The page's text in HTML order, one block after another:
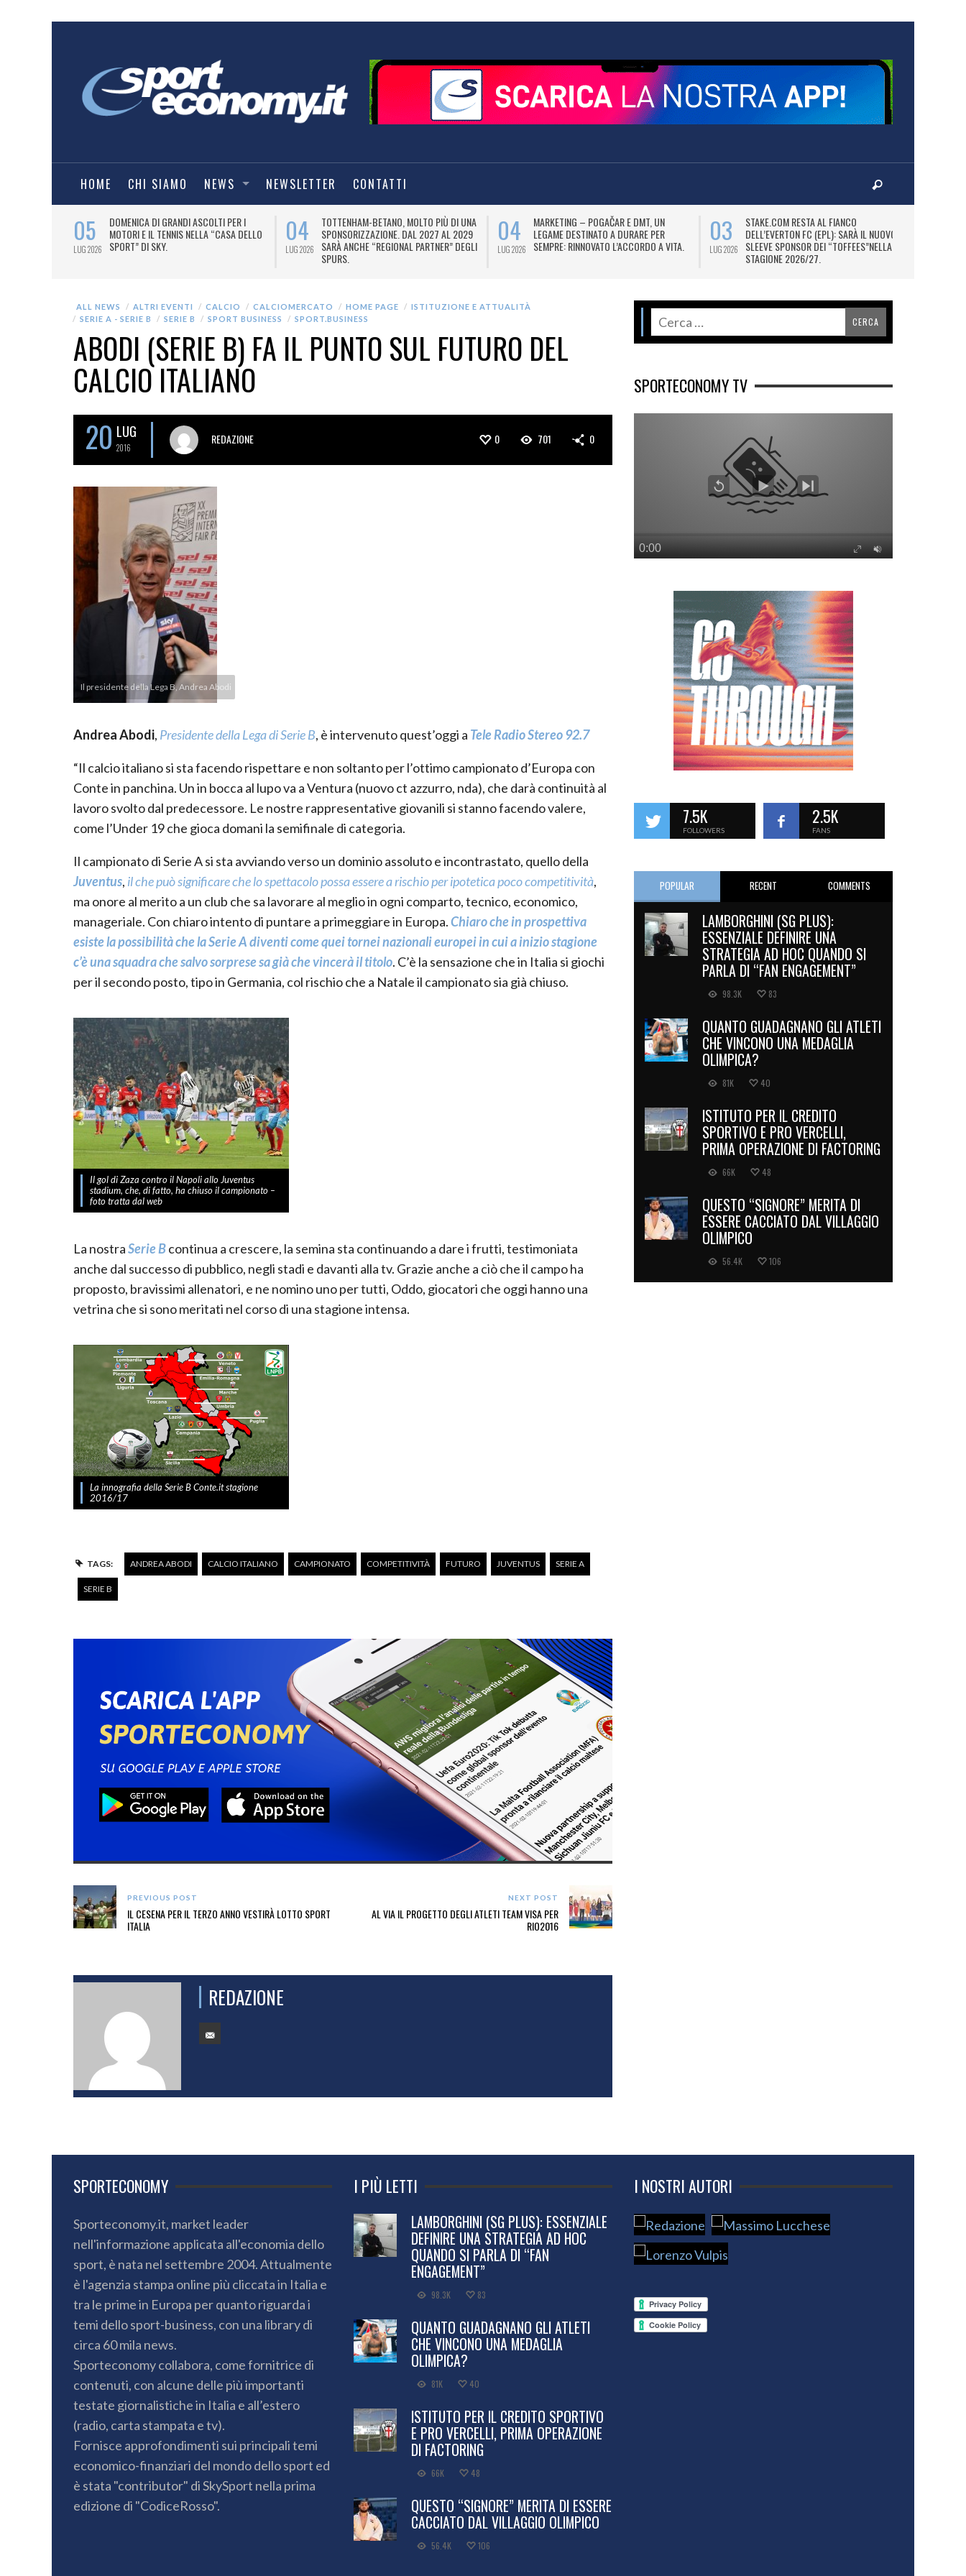
HOME CHI SIAMO NEWS NEWSLETTER CONTATTI
05
LUG 2026
DOMENICA DI GRANDI ASCOLTI PER I
MOTORI E IL TENNIS NELLA “CASA DELLO
SPORT” DI SKY.
04
LUG 2026
TOTTENHAM-BETANO, MOLTO PIÙ DI UNA
SPONSORIZZAZIONE. DAL 2027 AL 2029
SARÀ ANCHE “REGIONAL PARTNER” DEGLI
SPURS.
04
LUG 2026
MARKETING – POGAČAR E DMT, UN
LEGAME DESTINATO A DURARE PER
SEMPRE: RINNOVATO L’ACCORDO A VITA.
03
LUG 2026
STAKE.COM RESTA AL FIANCO
DELL’EVERTON FC (EPL): SARÀ IL NUOVO
SLEEVE SPONSOR DEI “TOFFEES”NELLA
STAGIONE 2026/27.
ALL NEWS ALTRI EVENTI CALCIO CALCIOMERCATO HOME PAGE
ISTITUZIONE E ATTUALITÀ
SERIE A - SERIE B
SERIE B SPORT BUSINESS SPORT.BUSINESS
ABODI (SERIE B) FA IL PUNTO SUL FUTURO DEL
CALCIO ITALIANO
20 LUG
2016
REDAZIONE 0 701 0
Il presidente della Lega B, Andrea Abodi
Andrea Abodi, Presidente della Lega di Serie B, è intervenuto quest’oggi a Tele Radio Stereo 92.7
“Il calcio italiano si sta facendo rispettare e non soltanto per l’ottimo campionato d’Europa con
Conte in panchina. Un in bocca al lupo va a Ventura (nuovo ct azzurro, nda), che darà continuità al
lavoro svolto dal predecessore. Le nostre rappresentative giovanili si stanno facendo valere,
come l’Under 19 che gioca domani la semifinale di categoria.
Il campionato di Serie A si sta avviando verso un dominio assoluto e incontrastato, quello della
Juventus, il che può significare che lo spettacolo possa essere a rischio per ipotetica poco competitività,
ma onore al merito a un club che sa lavorare al meglio in ogni comparto, tecnico, economico,
manageriale. Con chiaro intento di puntare a primeggiare in Europa.Chiaro che in prospettiva
esiste la possibilità che la Serie A diventi come quei tornei nazionali europei in cui a inizio stagione
c’è una squadra che salvo sorprese sa già che vincerà il titolo. C’è la sensazione che in Italia si giochi
per il secondo posto, tipo in Germania, col rischio che a Natale il campionato sia già chiuso.
Il gol di Zaza contro il Napoli allo Juventus
stadium, che, di fatto, ha chiuso il campionato –
foto tratta dal web
La nostraSerie Bcontinua a crescere, la semina sta continuando a dare i frutti, testimoniata
anche dal successo di pubblico, negli stadi e davanti alla tv. Grazie anche a ciò che il campo ha
proposto, bravissimi allenatori, e ne nomino uno per tutti, Oddo, giocatori che oggi hanno una
vetrina che si sono meritati nel corso di una stagione intensa.
La innografia della Serie B Conte.it stagione
2016/17
TAGS: ANDREA ABODI CALCIO ITALIANO CAMPIONATO COMPETITIVITÀ FUTURO JUVENTUS SERIE A
SERIE B
PREVIOUS POST
IL CESENA PER IL TERZO ANNO VESTIRÀ LOTTO SPORT
ITALIA
NEXT POST
AL VIA IL PROGETTO DEGLI ATLETI TEAM VISA PER
RIO2016
REDAZIONE
SPORTECONOMY TV
7.5K
FOLLOWERS
2.5K
FANS
POPULAR RECENT COMMENTS
LAMBORGHINI (SG PLUS):
ESSENZIALE DEFINIRE UNA
STRATEGIA AD HOC QUANDO SI
PARLA DI “FAN ENGAGEMENT”
98.3K 83
QUANTO GUADAGNANO GLI ATLETI
CHE VINCONO UNA MEDAGLIA
OLIMPICA?
81K 40
ISTITUTO PER IL CREDITO
SPORTIVO E PRO VERCELLI,
PRIMA OPERAZIONE DI FACTORING
66K 48
QUESTO “SIGNORE” MERITA DI
ESSERE CACCIATO DAL VILLAGGIO
OLIMPICO
56.4K 106
SPORTECONOMY
Sporteconomy.it, market leader
nell'informazione applicata all'economia dello
sport, è nata nel settembre 2004. Attualmente
è l'agenzia stampa online più cliccata in Italia e
tra le prime in Europa per quanto riguarda i
temi dello sport-business, con una library di
circa 60 mila news.
Sporteconomy collabora, come fornitrice di
contenuti, con alcune delle più importanti
testate giornalistiche in Italia e all’estero
(radio, carta stampata e tv).
Fornisce approfondimenti sui principali temi
economico-finanziari del mondo dello sport ed
è stata "contributor" di SkySport nella prima
edizione di "CodiceRosso".
I PIÙ LETTI
LAMBORGHINI (SG PLUS): ESSENZIALE
DEFINIRE UNA STRATEGIA AD HOC
QUANDO SI PARLA DI “FAN
ENGAGEMENT”
98.3K 83
QUANTO GUADAGNANO GLI ATLETI
CHE VINCONO UNA MEDAGLIA
OLIMPICA?
81K 40
ISTITUTO PER IL CREDITO SPORTIVO
E PRO VERCELLI, PRIMA OPERAZIONE
DI FACTORING
66K 48
QUESTO “SIGNORE” MERITA DI ESSERE
CACCIATO DAL VILLAGGIO OLIMPICO
56.4K 106
I NOSTRI AUTORI